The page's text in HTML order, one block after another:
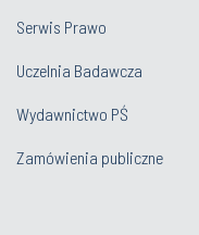
Serwis Prawo
Uczelnia Badawcza
Wydawnictwo PŚ
Zamówienia publiczne